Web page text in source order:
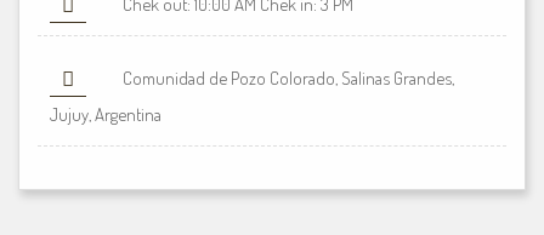
Comunidad de Pozo Colorado, Salinas Grandes,
Jujuy, Argentina